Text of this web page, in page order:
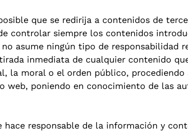
que se redirija a contenidos de
controlar siempre los contenidos
asume ningún tipo de responsabilidad
inmediata de cualquier contenido
la moral o el orden público,
web, poniendo en conocimiento de las
hace responsable de la información y